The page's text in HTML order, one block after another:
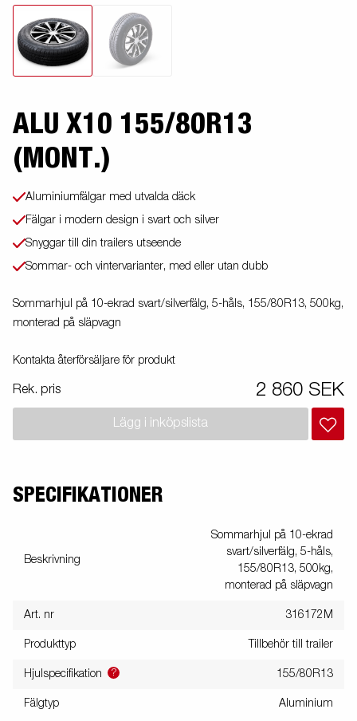
ALU X10 155/80R13
(MONT.)
Aluminiumfälgar med utvalda däck
Fälgar i modern design i svart och silver
Snyggar till din trailers utseende
Sommar- och vintervarianter, med eller utan dubb
Sommarhjul på 10-ekrad svart/silverfälg, 5-håls, 155/80R13, 500kg,
monterad på släpvagn
Kontakta återförsäljare för produkt
Rek. pris 2 860 SEK
Lägg i inköpslista
SPECIFIKATIONER
Beskrivning
Sommarhjul på 10-ekrad
svart/silverfälg, 5-håls,
155/80R13, 500kg,
monterad på släpvagn
Art. nr 316172M
Produkttyp Tillbehör till trailer
Hjulspecifikation ? 155/80R13
Fälgtyp Aluminium